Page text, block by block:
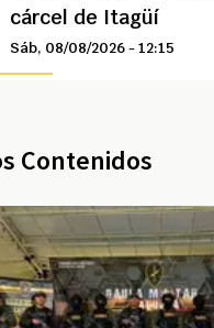
cárcel de Itagüí
Sáb, 08/08/2026 - 12:15
Contenidos